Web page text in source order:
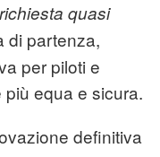
richiesta quasi
di partenza,
per piloti e
equa e sicura.
definitiva